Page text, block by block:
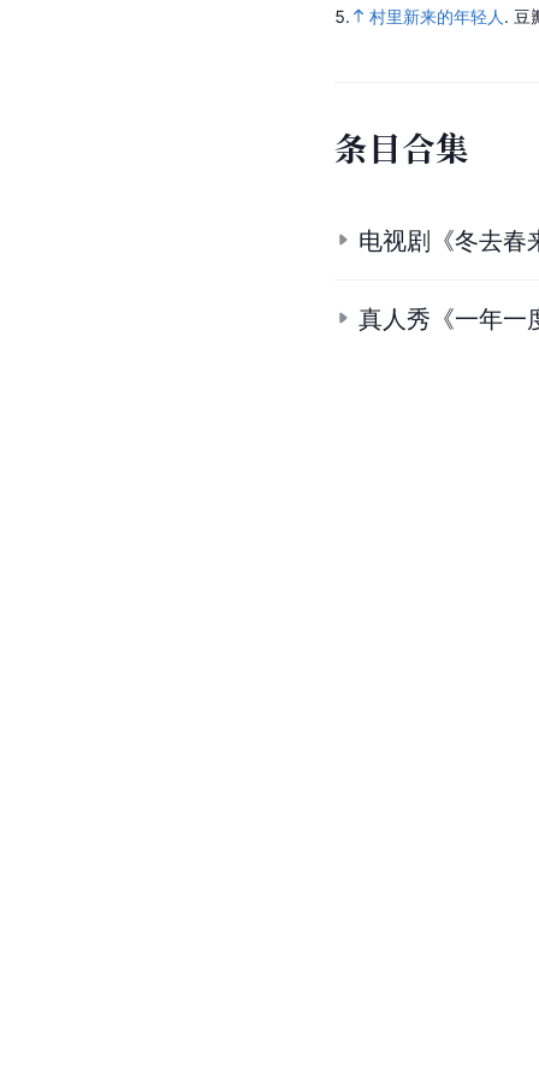
5. 村里新来的年轻人 . 豆
条目合集
电视剧《冬去春
真人秀《一年一